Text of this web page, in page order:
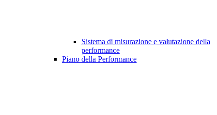
Sistema di misurazione e valutazione della
performance
Piano della Performance